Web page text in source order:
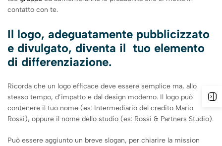
contatto con te.
Il logo, adeguatamente pubblicizzato
e divulgato, diventa il tuo elemento
di differenziazione.
Ricorda che un logo efficace deve essere semplice ma, allo
stesso tempo, d’impatto e dal design moderno. Il logo può
contenere il tuo nome (es: Intermediario del credito Mario
Rossi), oppure il nome dello studio (es: Rossi & Partners Studio).
Può essere aggiunto un breve slogan, per chiarire la mission